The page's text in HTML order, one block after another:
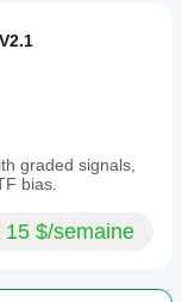
graded signals,
bias.
15 $/semaine